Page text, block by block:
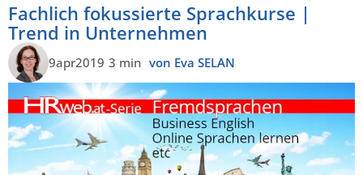
Fachlich fokussierte Sprachkurse |
Trend in Unternehmen
9apr2019 3 min von Eva SELAN